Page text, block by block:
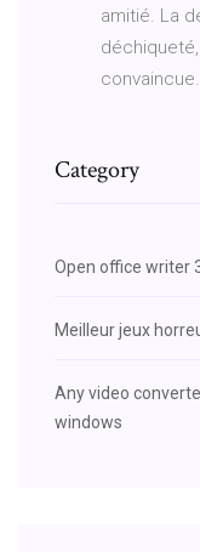
amitié. La
Category
Open office writer
Meilleur jeux
Any video
windows